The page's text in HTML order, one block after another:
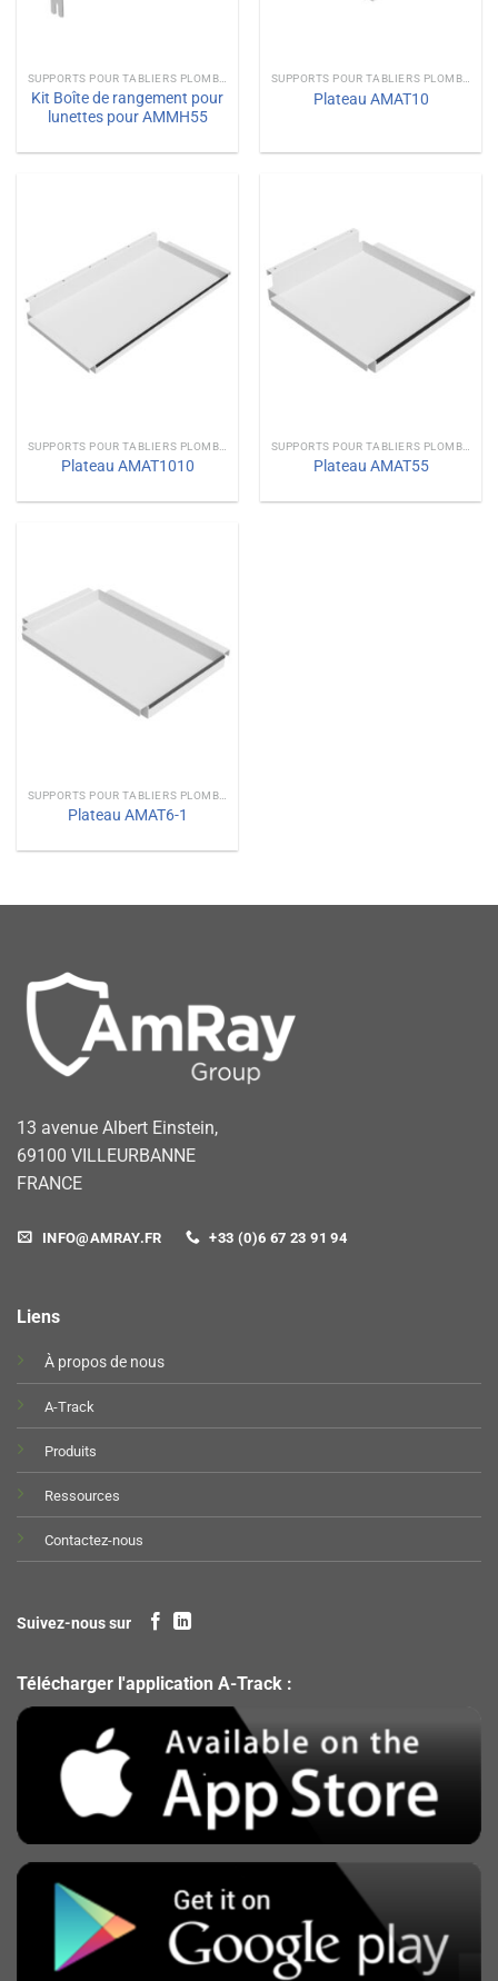
SUPPORTS POUR TABLIERS PLOMBÉS
Kit Boîte de rangement pour
lunettes pour AMMH55
SUPPORTS POUR TABLIERS PLOMBÉS
Plateau AMAT10
Plateau AMAT1010 Plateau AMAT55
Plateau AMAT6-1
13 avenue Albert Einstein,
69100 VILLEURBANNE
FRANCE
INFO@AMRAY.FR +33 (0)6 67 23 91 94
Liens
À propos de nous
A-Track
Produits
Ressources
Contactez-nous
Suivez-nous sur
Télécharger l'application A-Track :